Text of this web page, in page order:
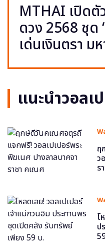
MTHAI เปิดตั
ดวง 2568 ชุด
เด่นเงินตรา ม
แนะนำวอลเ
ฤ
ว
ร
โ
ป